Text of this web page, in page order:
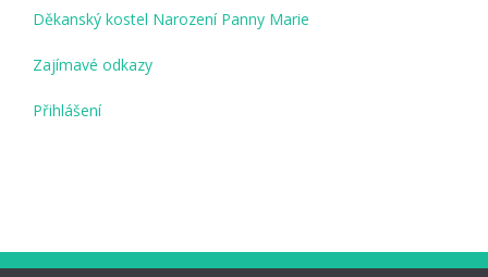
Děkanský kostel Narození Panny Marie
Zajímavé odkazy
Přihlášení